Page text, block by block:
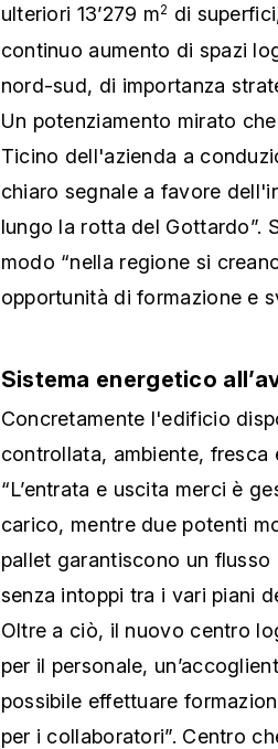
ulteriori 13’279 m2 di
continuo aumento di spazi
nord-sud, di importanza
Un potenziamento mirato
Ticino dell'azienda a
chiaro segnale a favore
lungo la rotta del Gottardo”.
modo “nella regione si
opportunità di formazione e
Sistema energetico
Concretamente l'edificio
controllata, ambiente, fresca
“L’entrata e uscita merci è
carico, mentre due potenti
pallet garantiscono un
senza intoppi tra i vari piani
Oltre a ciò, il nuovo centro
per il personale,
possibile effettuare
per i collaboratori”. Centro